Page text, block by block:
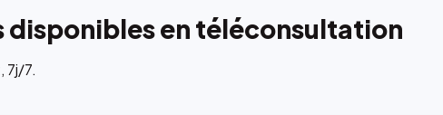
en téléconsultation
7j/7.